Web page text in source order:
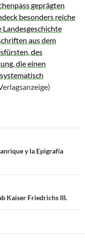
geprägten
besonders reiche
aus dem
des
die einen
y la Epigrafía
Kaiser Friedrichs III.